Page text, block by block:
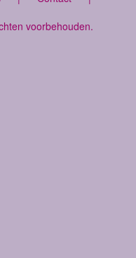
voorbehouden.